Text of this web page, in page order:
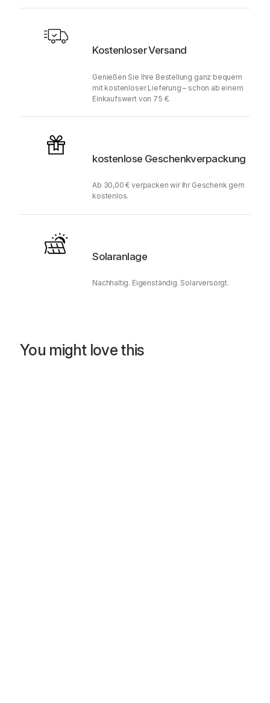
Kostenloser Versand
Genießen Sie Ihre Bestellung ganz bequem
mit kostenloser Lieferung – schon ab einem
Einkaufswert von 75 €.
kostenlose Geschenkverpackung
Ab 30,00 € verpacken wir Ihr Geschenk gern
kostenlos.
Solaranlage
Nachhaltig. Eigenständig. Solarversorgt.
You might love this